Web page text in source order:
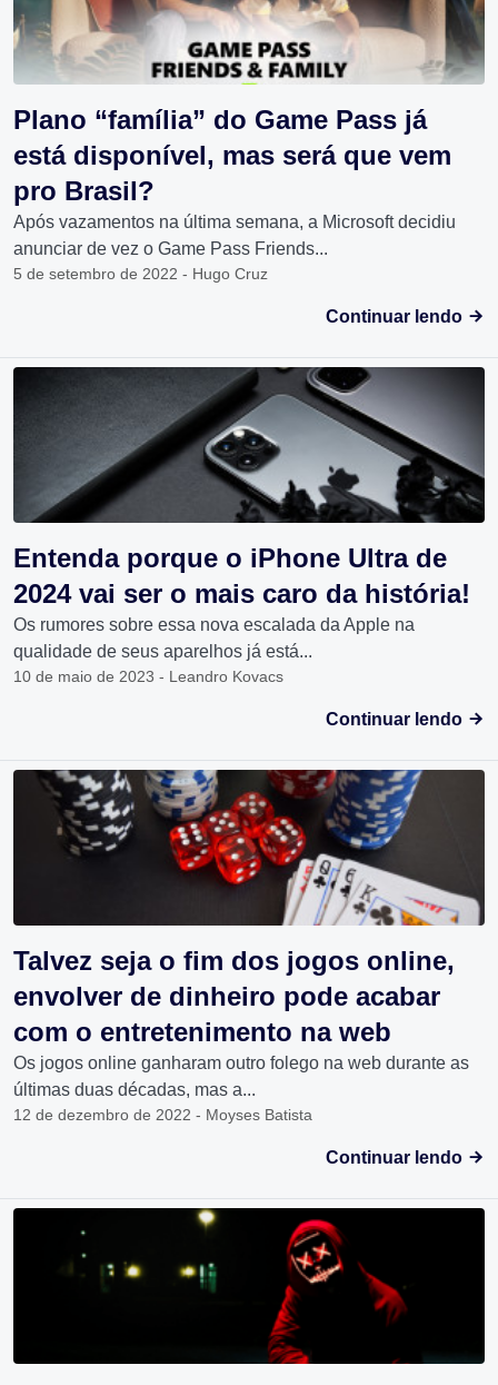
Plano “família” do Game Pass já
está disponível, mas será que vem
pro Brasil?
Após vazamentos na última semana, a Microsoft decidiu
anunciar de vez o Game Pass Friends...
5 de setembro de 2022 - Hugo Cruz
Continuar lendo
Entenda porque o iPhone Ultra de
2024 vai ser o mais caro da história!
Os rumores sobre essa nova escalada da Apple na
qualidade de seus aparelhos já está...
10 de maio de 2023 - Leandro Kovacs
Continuar lendo
Talvez seja o fim dos jogos online,
envolver de dinheiro pode acabar
com o entretenimento na web
Os jogos online ganharam outro folego na web durante as
últimas duas décadas, mas a...
12 de dezembro de 2022 - Moyses Batista
Continuar lendo